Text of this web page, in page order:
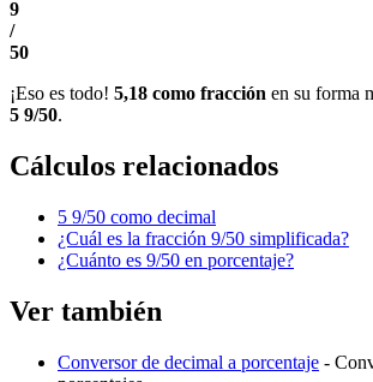
9
/
50
¡Eso es todo! 5,18 como fracción en su forma
5 9/50.
Cálculos relacionados
5 9/50 como decimal
¿Cuál es la fracción 9/50 simplificada?
¿Cuánto es 9/50 en porcentaje?
Ver también
Conversor de decimal a porcentaje -